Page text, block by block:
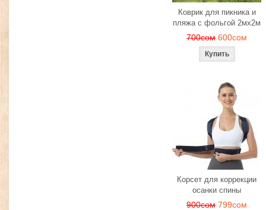
Коврик для пикника и
пляжа с фольгой 2мх2м
700сом 600сом
Корсет для коррекции
осанки спины
900сом 799сом